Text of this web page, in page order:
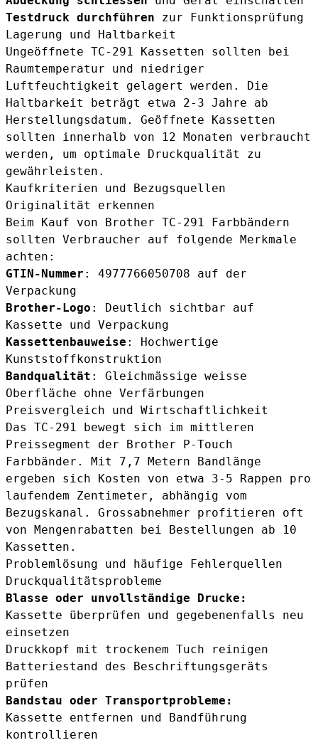
Testdruck durchführen zur Funktionsprüfung
Lagerung und Haltbarkeit
Ungeöffnete TC-291 Kassetten sollten bei
Raumtemperatur und niedriger
Luftfeuchtigkeit gelagert werden. Die
Haltbarkeit beträgt etwa 2-3 Jahre ab
Herstellungsdatum. Geöffnete Kassetten
sollten innerhalb von 12 Monaten verbraucht
werden, um optimale Druckqualität zu
gewährleisten.
Kaufkriterien und Bezugsquellen
Originalität erkennen
Beim Kauf von Brother TC-291 Farbbändern
sollten Verbraucher auf folgende Merkmale
achten:
GTIN-Nummer : 4977766050708 auf der
Verpackung
Brother-Logo : Deutlich sichtbar auf
Kassette und Verpackung
Kassettenbauweise : Hochwertige
Kunststoffkonstruktion
Bandqualität : Gleichmässige weisse
Oberfläche ohne Verfärbungen
Preisvergleich und Wirtschaftlichkeit
Das TC-291 bewegt sich im mittleren
Preissegment der Brother P-Touch
Farbbänder. Mit 7,7 Metern Bandlänge
ergeben sich Kosten von etwa 3-5 Rappen pro
laufendem Zentimeter, abhängig vom
Bezugskanal. Grossabnehmer profitieren oft
von Mengenrabatten bei Bestellungen ab 10
Kassetten.
Problemlösung und häufige Fehlerquellen
Druckqualitätsprobleme
Blasse oder unvollständige Drucke:
Kassette überprüfen und gegebenenfalls neu
einsetzen
Druckkopf mit trockenem Tuch reinigen
Batteriestand des Beschriftungsgeräts
prüfen
Bandstau oder Transportprobleme:
Kassette entfernen und Bandführung
kontrollieren